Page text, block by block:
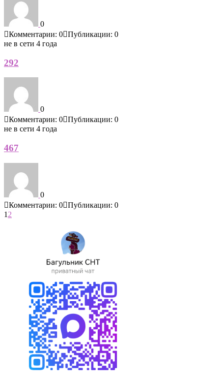
0
Комментарии: 0 Публикации: 0
не в сети 4 года
292
0
Комментарии: 0 Публикации: 0
не в сети 4 года
467
0
Комментарии: 0 Публикации: 0
1 2